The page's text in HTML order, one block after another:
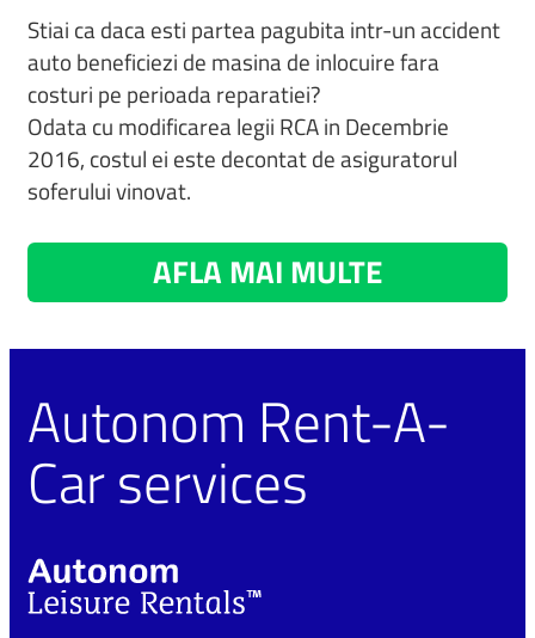
Stiai ca daca esti partea pagubita intr-un accident
auto beneficiezi de masina de inlocuire fara
costuri pe perioada reparatiei?
Odata cu modificarea legii RCA in Decembrie
2016, costul ei este decontat de asiguratorul
soferului vinovat.
AFLA MAI MULTE
Autonom Rent-A-
Car services